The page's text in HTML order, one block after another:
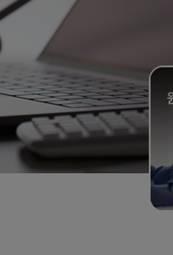
원스톱서비스